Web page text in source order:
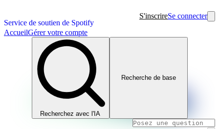
Service de soutien de Spotify
S'inscrireSe connecter
AccueilGérer votre compte
Recherchez avec l'IA
Recherche de base